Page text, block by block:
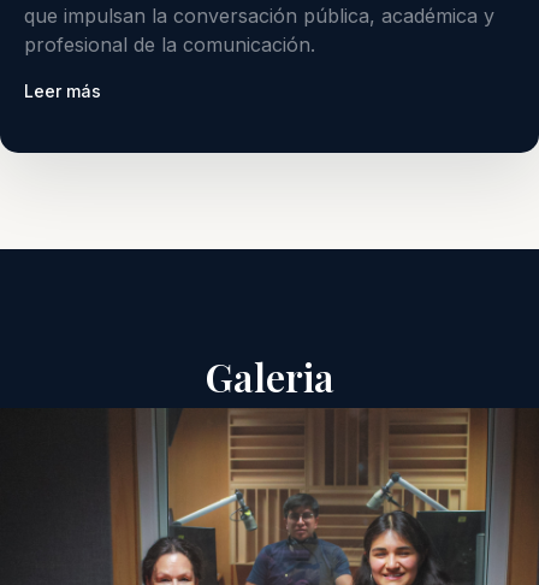
que impulsan la conversación pública, académica y
profesional de la comunicación.
Leer más
Galeria